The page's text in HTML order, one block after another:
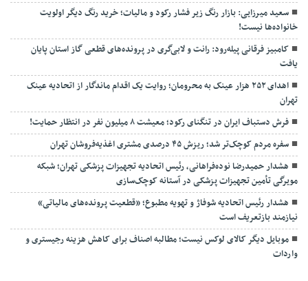
سعید میرزایی: بازار رنگ زیر فشار رکود و مالیات؛ خرید رنگ دیگر اولویت
خانواده‌ها نیست!
کامبیز فرقانی پیله‌رود: رانت و لابی‌گری در پرونده‌های قطعی گاز استان پایان
یافت
اهدای ۲۵۲ هزار عینک به محرومان؛ روایت یک اقدام ماندگار از اتحادیه عینک
تهران
فرش دستباف ایران در تنگنای رکود؛ معیشت ۸ میلیون نفر در انتظار حمایت!
سفره مردم کوچک‌تر شد؛ ریزش ۴۵ درصدی مشتری اغذیه‌فروشان تهران
هشدار حمیدرضا نوده‌فراهانی، رئیس اتحادیه تجهیزات پزشکی تهران؛ شبکه
مویرگی تأمین تجهیزات پزشکی در آستانه کوچک‌سازی
هشدار رئیس اتحادیه شوفاژ و تهویه مطبوع؛ «قطعیت پرونده‌های مالیاتی»
نیازمند بازتعریف است
موبایل دیگر کالای لوکس نیست؛ مطالبه اصناف برای کاهش هزینه رجیستری و
واردات